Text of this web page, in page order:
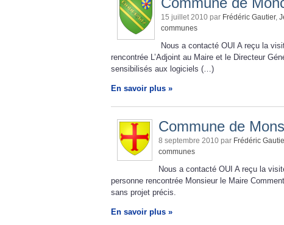
15 juillet 2010 par Frédéric Gautier,
communes
Nous a contacté OUI A reçu la
rencontrée L’Adjoint au Maire et le Directeur
sensibilisés aux logiciels (…)
En savoir plus »
Commune de
8 septembre 2010 par Frédéric
communes
Nous a contacté OUI A reçu la
personne rencontrée Monsieur le Maire
sans projet précis.
En savoir plus »